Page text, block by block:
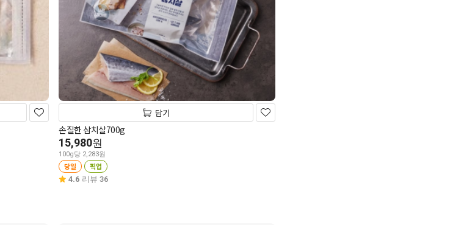
담기
손질한 삼치살700g
15,980원
100g당 2,283원
당일 픽업
4.6 리뷰 36